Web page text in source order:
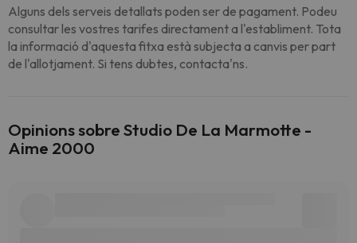
Alguns dels serveis detallats poden ser de pagament. Podeu
consultar les vostres tarifes directament a l'establiment. Tota
la informació d'aquesta fitxa està subjecta a canvis per part
de l'allotjament. Si tens dubtes, contacta'ns.
Opinions sobre Studio De La Marmotte -
Aime 2000